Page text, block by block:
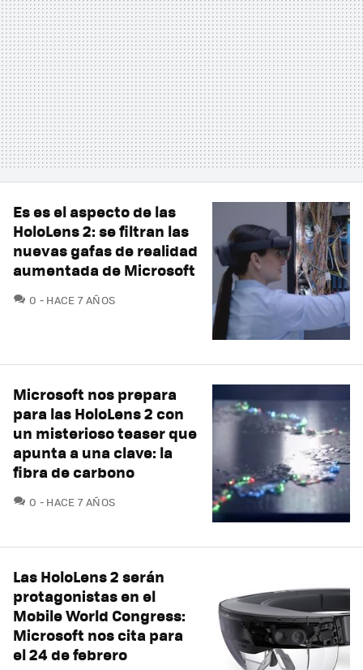
Es es el aspecto de las
HoloLens 2: se filtran las
nuevas gafas de realidad
aumentada de Microsoft
0 COMENTARIOS
HACE 7 AÑOS
Microsoft nos prepara
para las HoloLens 2 con
un misterioso teaser que
apunta a una clave: la
fibra de carbono
0 COMENTARIOS
HACE 7 AÑOS
Las HoloLens 2 serán
protagonistas en el
Mobile World Congress:
Microsoft nos cita para
el 24 de febrero